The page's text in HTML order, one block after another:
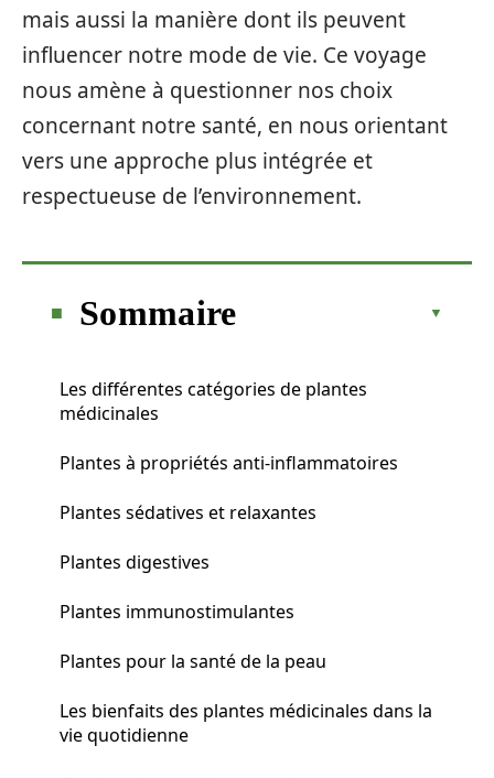
mais aussi la manière dont ils peuvent
influencer notre mode de vie. Ce voyage
nous amène à questionner nos choix
concernant notre santé, en nous orientant
vers une approche plus intégrée et
respectueuse de l’environnement.
Sommaire
Les différentes catégories de plantes
médicinales
Plantes à propriétés anti-inflammatoires
Plantes sédatives et relaxantes
Plantes digestives
Plantes immunostimulantes
Plantes pour la santé de la peau
Les bienfaits des plantes médicinales dans la
vie quotidienne